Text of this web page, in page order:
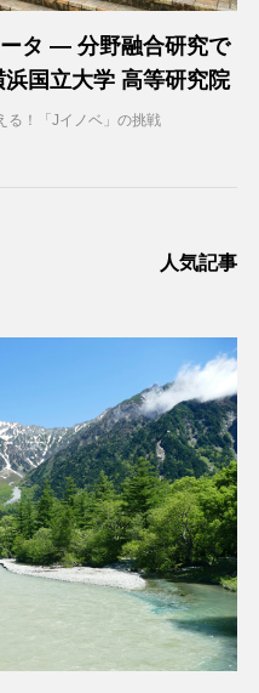
タ ― 分野融合研究で
国立大学 高等研究院
る！「Jイノベ」の挑戦
人気記事